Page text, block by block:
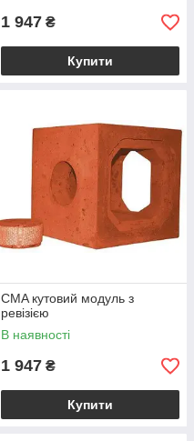
1 947 ₴
Купити
CMA кутовий модуль з
ревізією
В наявності
1 947 ₴
Купити